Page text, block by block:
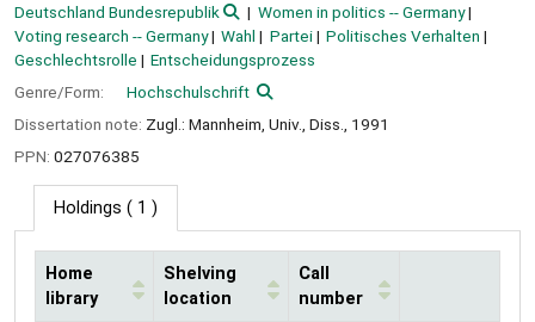
Deutschland Bundesrepublik
Women in politics -- Germany
Voting research -- Germany
Wahl Partei
Politisches Verhalten
Geschlechtsrolle
Entscheidungsprozess
Genre/Form:
Hochschulschrift
Dissertation note: Zugl.: Mannheim, Univ., Diss., 1991
PPN: 027076385
Holdings ( 1 )
Home
library
Shelving
location
Call
number